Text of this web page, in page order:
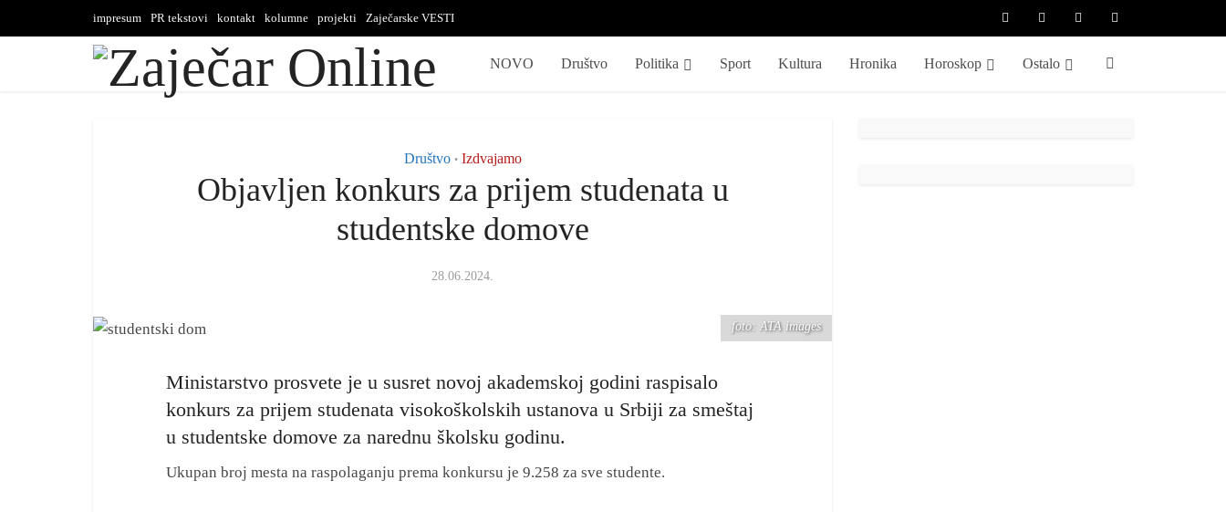
impresum PR tekstovi kontakt kolumne projekti Zaječarske VESTI
NOVO Društvo Politika Sport Kultura Hronika Horoskop Ostalo
Društvo • Izdvajamo
Objavljen konkurs za prijem studenata u
studentske domove
28.06.2024.
foto: ATA images
Ministarstvo prosvete je u susret novoj akademskoj godini raspisalo
konkurs za prijem studenata visokoškolskih ustanova u Srbiji za smeštaj
u studentske domove za narednu školsku godinu.
Ukupan broj mesta na raspolaganju prema konkursu je 9.258 za sve studente.